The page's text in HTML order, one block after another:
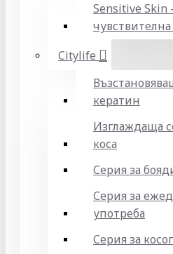
Sensitive Skin
Citylife
кератин
Изглаждаща
коса
Серия за
Серия за
употреба
Серия за